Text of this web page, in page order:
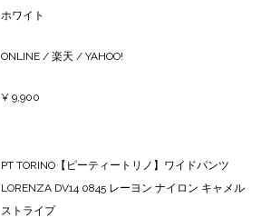
ホワイト
ONLINE/ 楽天 /YAHOO!
¥ 9,900
PT TORINO【ピーティートリノ】ワイドパンツ
LORENZA DV14 0845 レーヨン ナイロン キャメル
ストライプ